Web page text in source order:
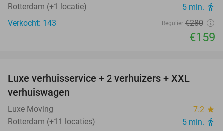
Rotterdam (+1 locatie) 5 min. directions_walk
Verkocht: 143 Regulier €280
€159
Luxe verhuisservice + 2 verhuizers + XXL
verhuiswagen
Luxe Moving 7.2 star
Rotterdam (+11 locaties) 5 min. directions_walk